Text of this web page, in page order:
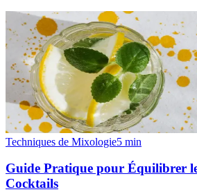
Techniques de Mixologie5 min
Guide Pratique pour Équilibrer
Cocktails